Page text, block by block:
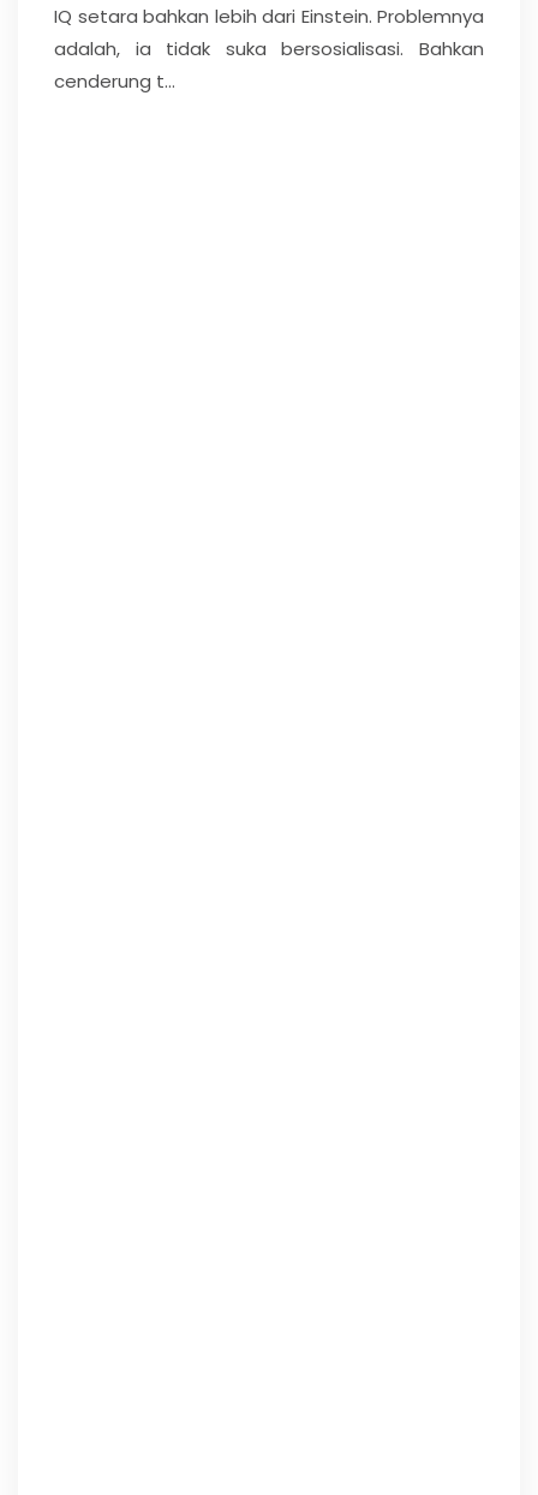
IQ setara bahkan lebih dari Einstein. Problemnya
adalah, ia tidak suka bersosialisasi. Bahkan
cenderung t...